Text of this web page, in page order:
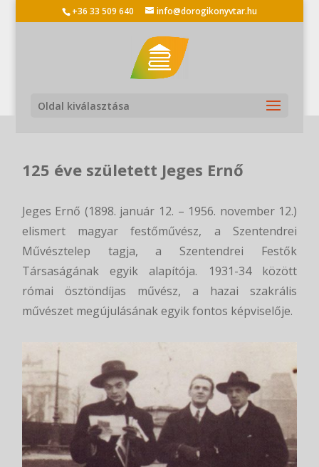
+36 33 509 640 info@dorogikonyvtar.hu
Oldal kiválasztása
125 éve született Jeges Ernő
Jeges Ernő (1898. január 12. – 1956. november 12.)
elismert magyar festőművész, a Szentendrei
Művésztelep tagja, a Szentendrei Festők
Társaságának egyik alapítója. 1931-34 között
római ösztöndíjas művész, a hazai szakrális
művészet megújulásának egyik fontos képviselője.